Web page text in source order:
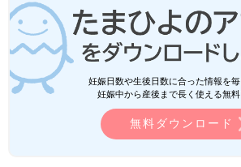
妊娠日数や生後日数に合った情報を
妊娠中から産後まで長く使える無料
無料ダウンロード